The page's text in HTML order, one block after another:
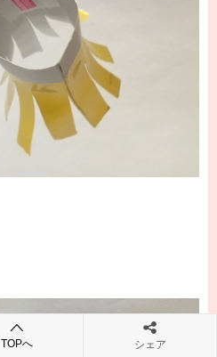
TOPへ シェア